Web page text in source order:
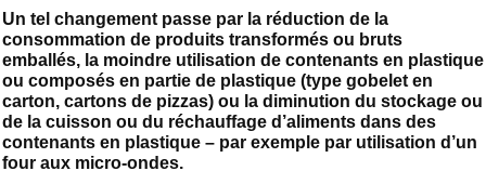
Un tel changement passe par la réduction de la
consommation de produits transformés ou bruts
emballés, la moindre utilisation de contenants en plastique
ou composés en partie de plastique (type gobelet en
carton, cartons de pizzas) ou la diminution du stockage ou
de la cuisson ou du réchauffage d’aliments dans des
contenants en plastique – par exemple par utilisation d’un
four aux micro-ondes.